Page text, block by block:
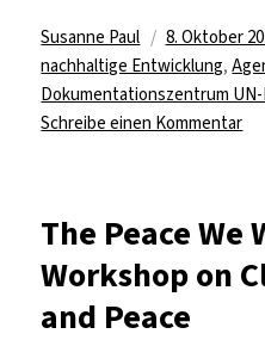
Autor
Susanne Paul
am
8. Oktober
nachhaltige Entwicklung,
Dokumentationszentrum UN-
Schreibe einen Kommentarzu
17
für
The Peace We
Workshop on
and Peace